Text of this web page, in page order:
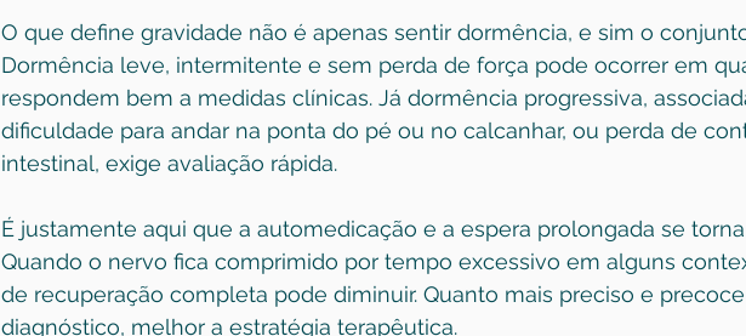
O que define gravidade não é apenas sentir dormência, e sim o
Dormência leve, intermitente e sem perda de força pode ocorrer em
respondem bem a medidas clínicas. Já dormência progressiva,
dificuldade para andar na ponta do pé ou no calcanhar, ou perda de
intestinal, exige avaliação rápida.
É justamente aqui que a automedicação e a espera prolongada se
Quando o nervo fica comprimido por tempo excessivo em alguns
de recuperação completa pode diminuir. Quanto mais preciso e
diagnóstico, melhor a estratégia terapêutica.